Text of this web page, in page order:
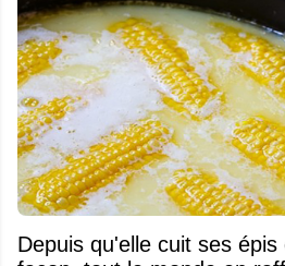
Depuis qu'elle cuit ses